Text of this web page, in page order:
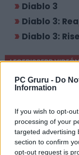
PC Gruru - Do
Information
If you wish to opt-
processing of your
targeted advertising
section to confirm
opt-out request is
Diablo 3
Diablo 3:
Diablo 3:
LEGFRISSEBB